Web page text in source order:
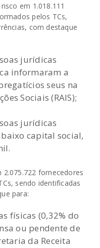
em 1.018.111
pelos TCs,
com destaque
jurídicas
informaram a
seus na
Sociais (RAIS);
jurídicas
capital social,
fornecedores
sendo identificadas
para:
físicas (0,32% do
ou pendente de
da Receita